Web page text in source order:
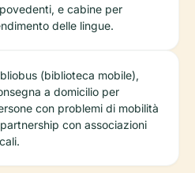
e cabine per
delle lingue.
(biblioteca mobile),
a domicilio per
con problemi di mobilità
con associazioni